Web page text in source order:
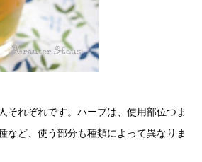
それぞれです。ハーブは、使用部位つま
など、使う部分も種類によって異なりま